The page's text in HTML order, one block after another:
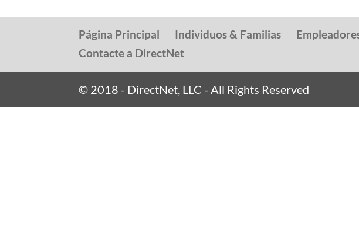
Página Principal Individuos & Familias
Contacte a DirectNet
© 2018 - DirectNet, LLC - All Rights Reserved